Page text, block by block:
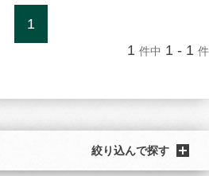
1
1 件中 1 - 1 件
絞り込んで探す